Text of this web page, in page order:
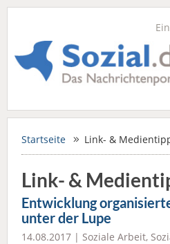
Startseite Link- &
Link- &
Entwicklung
unter der Lupe
14.08.2017 | Soziale Arbeit,